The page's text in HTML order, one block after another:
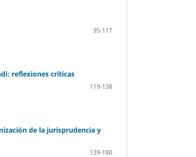
95-117
reflexiones críticas
119-138
de la jurisprudencia y
139-180